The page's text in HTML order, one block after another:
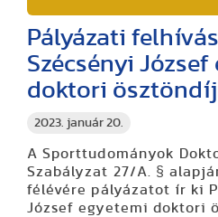
2023. január 20.
Pályázati
Szécsényi József
doktori
A Sporttudományok
Szabályzat 27/A. §
félévére pályázatot ír ki
József egyetemi doktori